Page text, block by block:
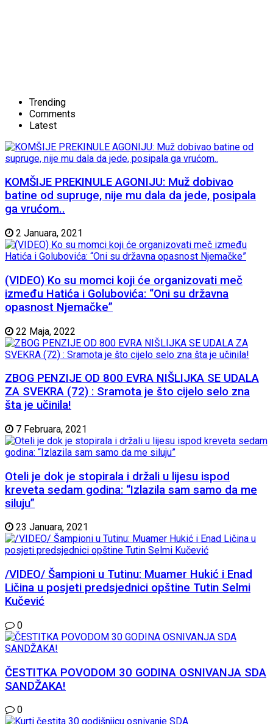
Trending
Comments
Latest
KOMŠIJE PREKINULE AGONIJU: Muž dobivao
batine od supruge, nije mu dala da jede, posipala
ga vrućom..
2 Januara, 2021
(VIDEO) Ko su momci koji će organizovati meč
između Hatića i Golubovića: “Oni su državna
opasnost Njemačke”
22 Maja, 2022
ZBOG PENZIJE OD 800 EVRA NIŠLIJKA SE UDALA
ZA SVEKRA (72) : Sramota je što cijelo selo zna
šta je učinila!
7 Februara, 2021
Oteli je dok je stopirala i držali u lijesu ispod
kreveta sedam godina: “Izlazila sam samo da me
siluju”
23 Januara, 2021
/VIDEO/ Šampioni u Tutinu: Muamer Hukić i Enad
Ličina u posjeti predsjednici opštine Tutin Selmi
Kučević
0
ČESTITKA POVODOM 30 GODINA OSNIVANJA SDA
SANDŽAKA!
0